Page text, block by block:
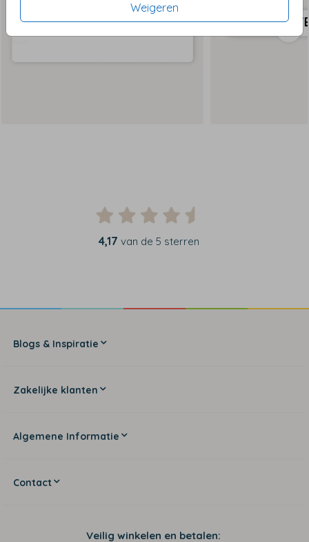
Weigeren
4,17 van de 5 sterren
Blogs & Inspiratie
Zakelijke klanten
Algemene Informatie
Contact
Veilig winkelen en betalen: